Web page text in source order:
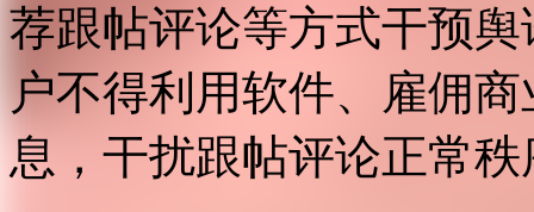
荐跟帖评论等方式干预
户不得利用软件、雇佣
息，干扰跟帖评论正常